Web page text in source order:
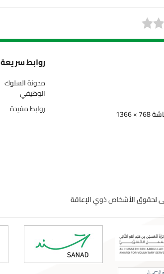
روابط سريعة
مدونة السلوك
الوظيفي
روابط مفيدة